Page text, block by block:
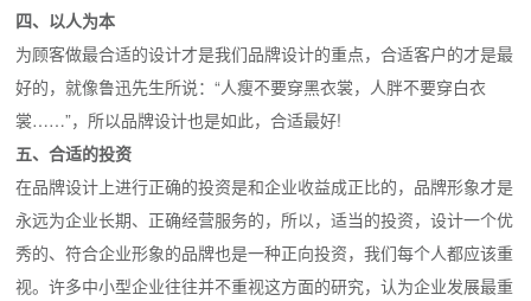
四、以人为本
为顾客做最合适的设计才是我们品牌设计的重点，合适客户的才是最
好的，就像鲁迅先生所说：“人瘦不要穿黑衣裳，人胖不要穿白衣
裳……”，所以品牌设计也是如此，合适最好!
五、合适的投资
在品牌设计上进行正确的投资是和企业收益成正比的，品牌形象才是
永远为企业长期、正确经营服务的，所以，适当的投资，设计一个优
秀的、符合企业形象的品牌也是一种正向投资，我们每个人都应该重
视。许多中小型企业往往并不重视这方面的研究，认为企业发展最重